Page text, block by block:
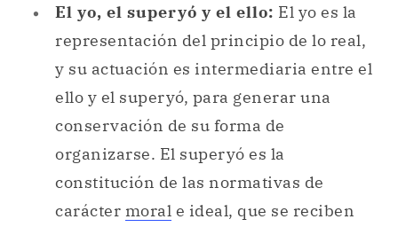
El yo, el superyó y el ello: El yo es la
representación del principio de lo real,
y su actuación es intermediaria entre el
ello y el superyó, para generar una
conservación de su forma de
organizarse. El superyó es la
constitución de las normativas de
carácter moral e ideal, que se reciben